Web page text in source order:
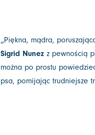
„Piękna, mądra,
Sigrid Nunezz pewnością
można po prostu
psa, pomijając trudniejsze